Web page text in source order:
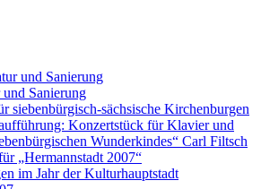
und Sanierung
Sanierung
siebenbürgisch-sächsische Kirchenburgen
Konzertstück für Klavier und
Wunderkindes“ Carl Filtsch
„Hermannstadt 2007“
im Jahr der Kulturhauptstadt